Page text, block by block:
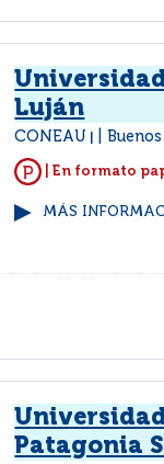
Luján
CONEAU
| En formato
MÁS
Patagonia